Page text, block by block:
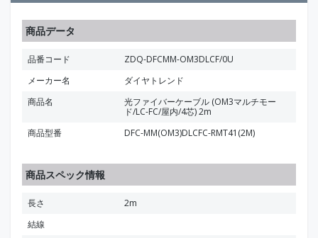
商品データ
品番コード
ZDQ-DFCMM-OM3DLCF/0U
メーカー名
ダイヤトレンド
商品名
光ファイバーケーブル (OM3マルチモー
ド/LC-FC/屋内/4芯) 2m
商品型番
DFC-MM(OM3)DLCFC-RMT41(2M)
商品スペック情報
長さ
2m
結線